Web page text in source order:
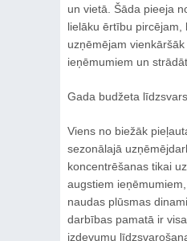
un vietā. Šāda pieeja
lielāku ērtību pircējam,
uzņēmējam
ieņēmumiem un
Gada budžeta
Viens no biežāk
sezonālajā
koncentrēšanas tikai
augstiem
naudas plūsmas
darbības pamatā ir
izdevumu